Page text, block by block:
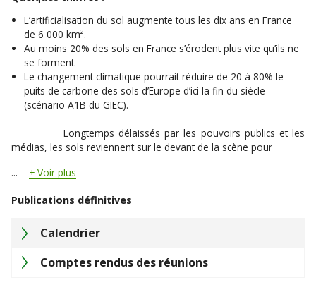
L’artificialisation du sol augmente tous les dix ans en France
de 6 000 km².
Au moins 20% des sols en France s’érodent plus vite qu’ils ne
se forment.
Le changement climatique pourrait réduire de 20 à 80% le
puits de carbone des sols d’Europe d’ici la fin du siècle
(scénario A1B du GIEC).
Longtemps délaissés par les pouvoirs publics et les
médias, les sols reviennent sur le devant de la scène pour
...
Voir plus
Publications définitives
Calendrier
Comptes rendus des réunions